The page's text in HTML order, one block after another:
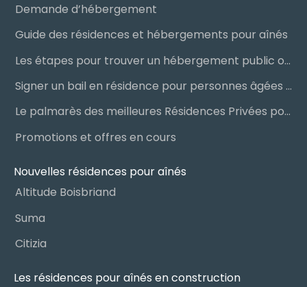
Demande d’hébergement
Guide des résidences et hébergements pour aînés
Les étapes pour trouver un hébergement public ou privé
Signer un bail en résidence pour personnes âgées (RPA) : ce qu’il faut savoir
Le palmarès des meilleures Résidences Privées pour Aînés (RPA)
Promotions et offres en cours
Nouvelles résidences pour aînés
Altitude Boisbriand
Suma
Citizia
Les résidences pour aînés en construction